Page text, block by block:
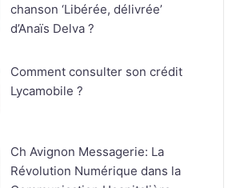
chanson ‘Libérée, délivrée’
d’Anaïs Delva ?
Comment consulter son crédit
Lycamobile ?
Ch Avignon Messagerie: La
Révolution Numérique dans la